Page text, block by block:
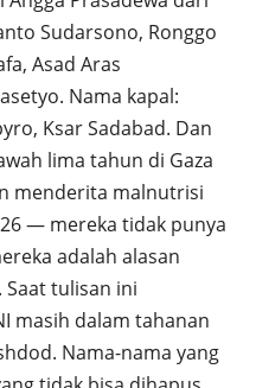
Sudarsono, Ronggo
Asad Aras
Nama kapal:
Ksar Sadabad. Dan
lima tahun di Gaza
menderita malnutrisi
— mereka tidak punya
adalah alasan
Saat tulisan ini
masih dalam tahanan
Nama-nama yang